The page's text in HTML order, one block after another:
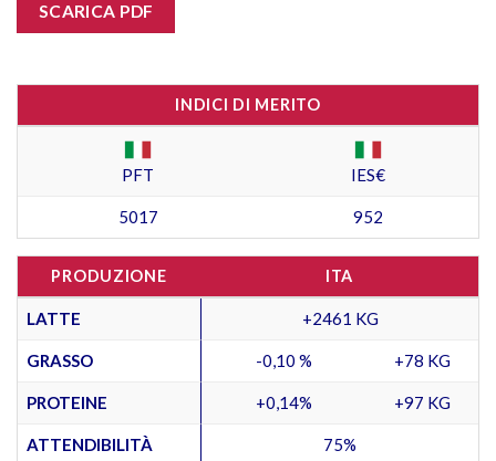
SCARICA PDF
INDICI DI MERITO
PFT IES€
5017 952
PRODUZIONE ITA
LATTE +2461 KG
GRASSO -0,10 % +78 KG
PROTEINE +0,14% +97 KG
ATTENDIBILITÀ 75%